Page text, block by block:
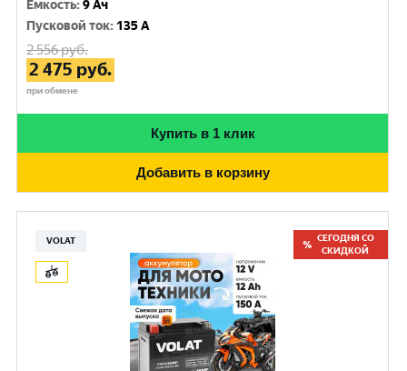
Емкость:9 Ач
Пусковой ток: 135 A
2 556руб.
2 475 руб.
при обмене
Купить в 1 клик
Добавить в корзину
VOLAT
СЕГОДНЯ СО
СКИДКОЙ